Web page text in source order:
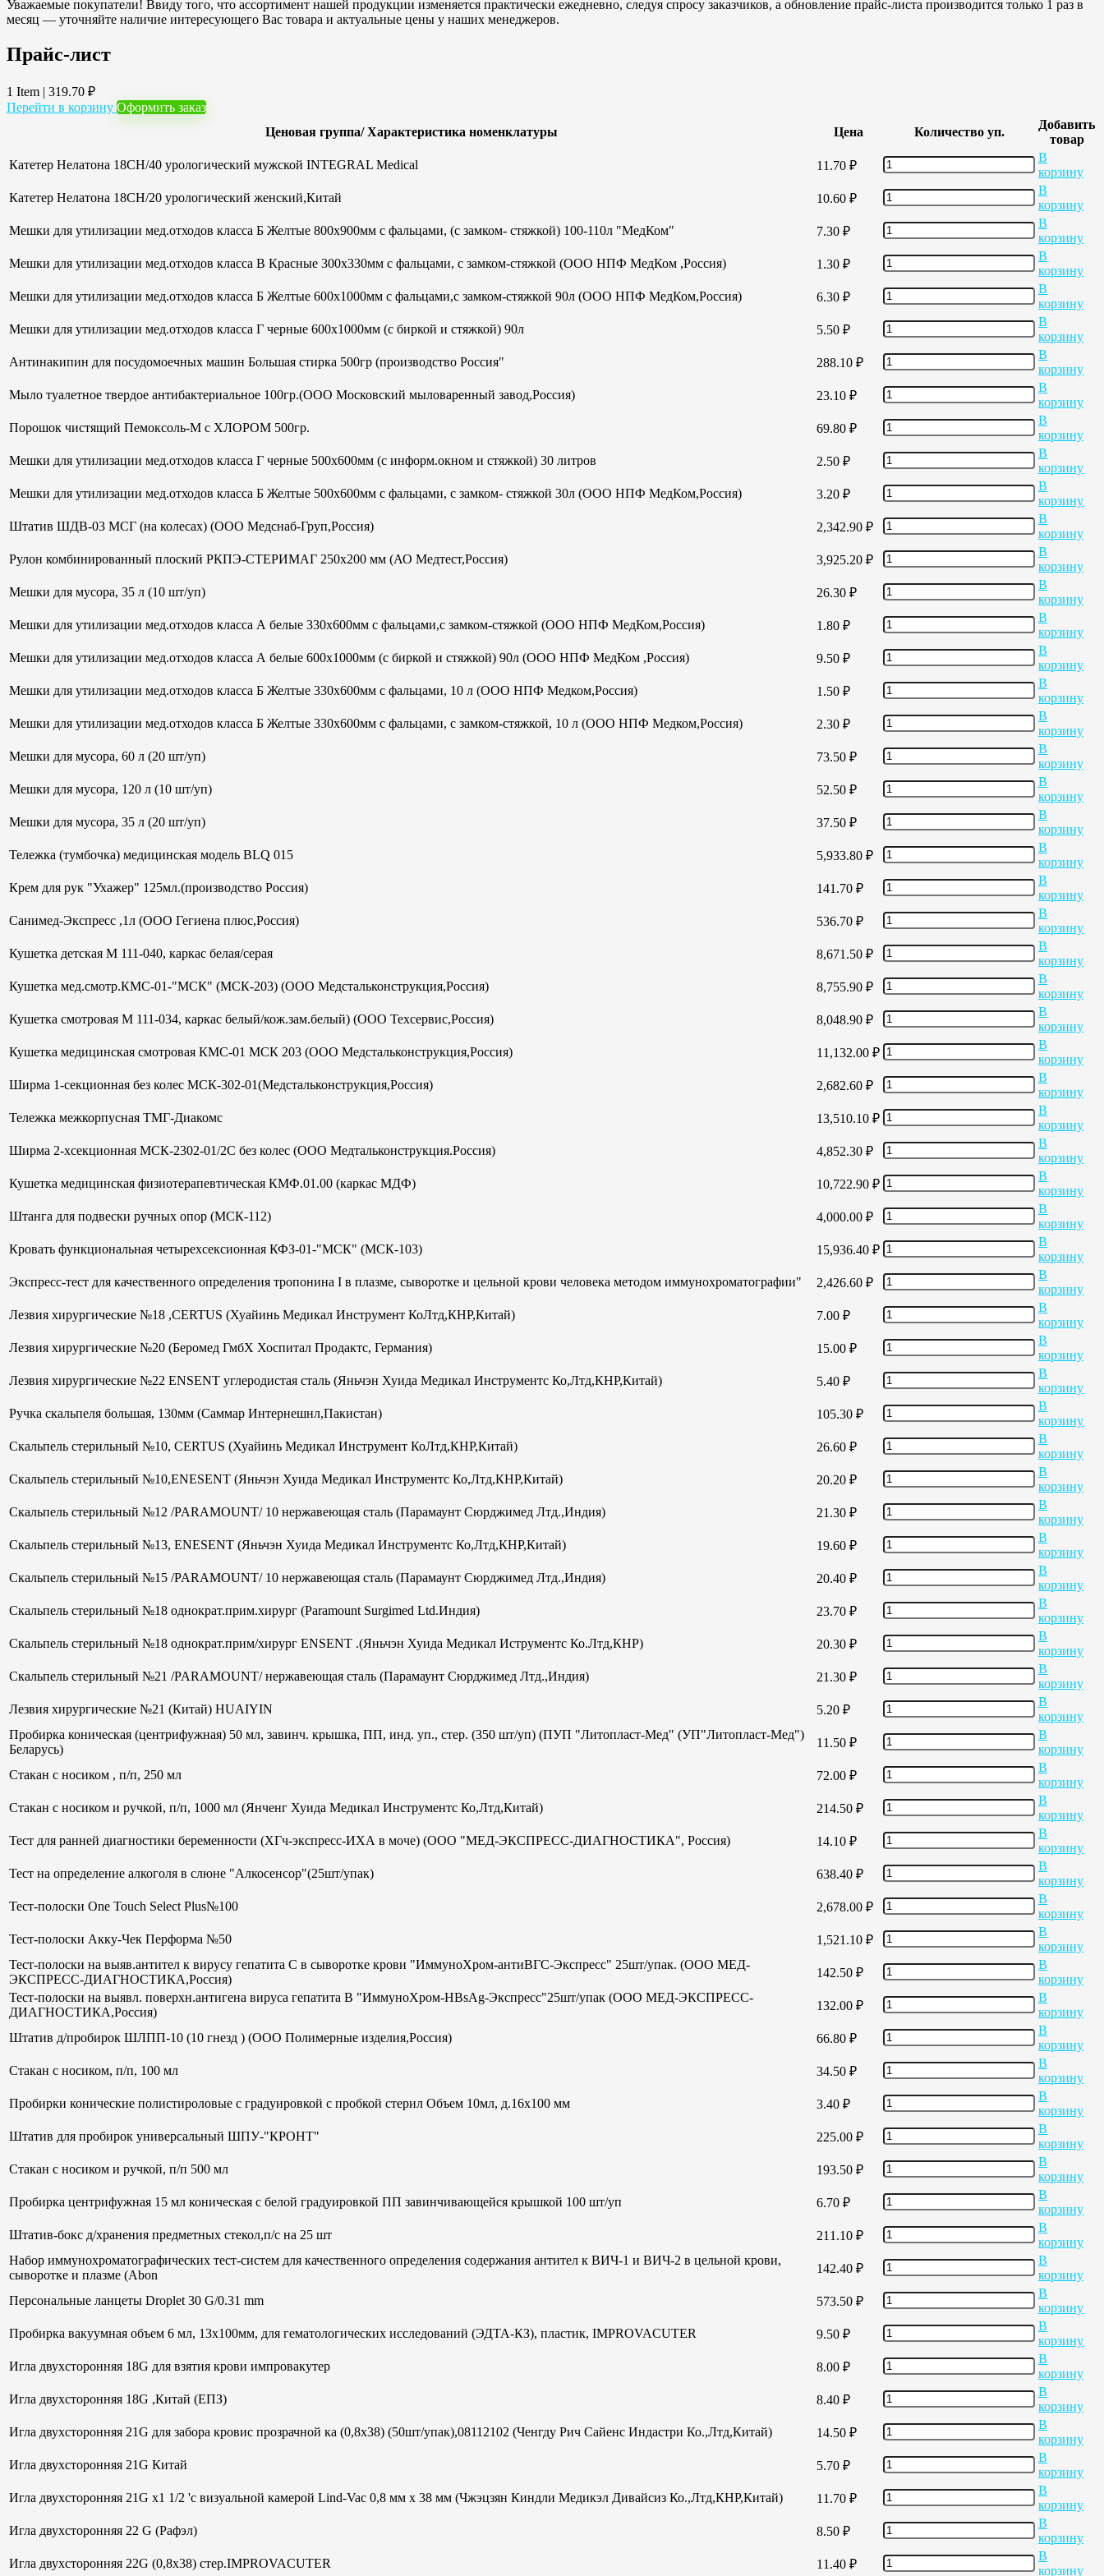
Уважаемые покупатели! Ввиду того, что ассортимент нашей продукции изменяется практически ежедневно, следуя спросу заказчиков, а обновление прайс-листа производится только 1 раз в
месяц — уточняйте наличие интересующего Вас товара и актуальные цены у наших менеджеров.
Прайс-лист
1 Item | 319.70 ₽
Перейти в корзину Оформить заказ
Ценовая группа/ Характеристика номенклатуры
Цена Количество уп.
Добавить
товар
Катетер Нелатона 18CH/40 урологический мужской INTEGRAL Medical
11.70 ₽
В
корзину
Катетер Нелатона 18CH/20 урологический женский,Китай
10.60 ₽
В
корзину
Мешки для утилизации мед.отходов класса Б Желтые 800х900мм с фальцами, (с замком- стяжкой) 100-110л "МедКом"
7.30 ₽
В
корзину
Мешки для утилизации мед.отходов класса В Красные 300х330мм с фальцами, с замком-стяжкой (ООО НПФ МедКом ,Россия)
1.30 ₽
В
корзину
Мешки для утилизации мед.отходов класса Б Желтые 600х1000мм с фальцами,с замком-стяжкой 90л (ООО НПФ МедКом,Россия)
6.30 ₽
В
корзину
Мешки для утилизации мед.отходов класса Г черные 600х1000мм (с биркой и стяжкой) 90л
5.50 ₽
В
корзину
Антинакипин для посудомоечных машин Большая стирка 500гр (производство Россия"
288.10 ₽
В
корзину
Мыло туалетное твердое антибактериальное 100гр.(ООО Московский мыловаренный завод,Россия)
23.10 ₽
В
корзину
Порошок чистящий Пемоксоль-М с ХЛОРОМ 500гр.
69.80 ₽
В
корзину
Мешки для утилизации мед.отходов класса Г черные 500х600мм (с информ.окном и стяжкой) 30 литров
2.50 ₽
В
корзину
Мешки для утилизации мед.отходов класса Б Желтые 500х600мм с фальцами, с замком- стяжкой 30л (ООО НПФ МедКом,Россия)
3.20 ₽
В
корзину
Штатив ШДВ-03 МСГ (на колесах) (ООО Медснаб-Груп,Россия)
2,342.90 ₽
В
корзину
Рулон комбинированный плоский РКПЭ-СТЕРИМАГ 250х200 мм (АО Медтест,Россия)
3,925.20 ₽
В
корзину
Мешки для мусора, 35 л (10 шт/уп)
26.30 ₽
В
корзину
Мешки для утилизации мед.отходов класса А белые 330х600мм с фальцами,с замком-стяжкой (ООО НПФ МедКом,Россия)
1.80 ₽
В
корзину
Мешки для утилизации мед.отходов класса А белые 600х1000мм (с биркой и стяжкой) 90л (ООО НПФ МедКом ,Россия)
9.50 ₽
В
корзину
Мешки для утилизации мед.отходов класса Б Желтые 330х600мм с фальцами, 10 л (ООО НПФ Медком,Россия)
1.50 ₽
В
корзину
Мешки для утилизации мед.отходов класса Б Желтые 330х600мм с фальцами, с замком-стяжкой, 10 л (ООО НПФ Медком,Россия)
2.30 ₽
В
корзину
Мешки для мусора, 60 л (20 шт/уп)
73.50 ₽
В
корзину
Мешки для мусора, 120 л (10 шт/уп)
52.50 ₽
В
корзину
Мешки для мусора, 35 л (20 шт/уп)
37.50 ₽
В
корзину
Тележка (тумбочка) медицинская модель BLQ 015
5,933.80 ₽
В
корзину
Крем для рук "Ухажер" 125мл.(производство Россия)
141.70 ₽
В
корзину
Санимед-Экспресс ,1л (ООО Гегиена плюс,Россия)
536.70 ₽
В
корзину
Кушетка детская М 111-040, каркас белая/серая
8,671.50 ₽
В
корзину
Кушетка мед.смотр.КМС-01-"МСК" (МСК-203) (ООО Медстальконструкция,Россия)
8,755.90 ₽
В
корзину
Кушетка смотровая М 111-034, каркас белый/кож.зам.белый) (ООО Техсервис,Россия)
8,048.90 ₽
В
корзину
Кушетка медицинская смотровая КМС-01 МСК 203 (ООО Медстальконструкция,Россия)
11,132.00 ₽
В
корзину
Ширма 1-секционная без колес МСК-302-01(Медстальконструкция,Россия)
2,682.60 ₽
В
корзину
Тележка межкорпусная ТМГ-Диакомс
13,510.10 ₽
В
корзину
Ширма 2-хсекционная МСК-2302-01/2С без колес (ООО Медтальконструкция.Россия)
4,852.30 ₽
В
корзину
Кушетка медицинская физиотерапевтическая КМФ.01.00 (каркас МДФ)
10,722.90 ₽
В
корзину
Штанга для подвески ручных опор (МСК-112)
4,000.00 ₽
В
корзину
Кровать функциональная четырехсексионная КФЗ-01-"МСК" (МСК-103)
15,936.40 ₽
В
корзину
Экспресс-тест для качественного определения тропонина I в плазме, сыворотке и цельной крови человека методом иммунохроматографии"
2,426.60 ₽
В
корзину
Лезвия хирургические №18 ,CERTUS (Хуайинь Медикал Инструмент КоЛтд,КНР,Китай)
7.00 ₽
В
корзину
Лезвия хирургические №20 (Беромед ГмбХ Хоспитал Продактс, Германия)
15.00 ₽
В
корзину
Лезвия хирургические №22 ENSENT углеродистая сталь (Яньчэн Хуида Медикал Инструментс Ко,Лтд,КНР,Китай)
5.40 ₽
В
корзину
Ручка скальпеля большая, 130мм (Саммар Интернешнл,Пакистан)
105.30 ₽
В
корзину
Скальпель стерильный №10, CERTUS (Хуайинь Медикал Инструмент КоЛтд,КНР,Китай)
26.60 ₽
В
корзину
Скальпель стерильный №10,ENESENT (Яньчэн Хуида Медикал Инструментс Ко,Лтд,КНР,Китай)
20.20 ₽
В
корзину
Скальпель стерильный №12 /PARAMOUNT/ 10 нержавеющая сталь (Парамаунт Сюрджимед Лтд.,Индия)
21.30 ₽
В
корзину
Скальпель стерильный №13, ENESENT (Яньчэн Хуида Медикал Инструментс Ко,Лтд,КНР,Китай)
19.60 ₽
В
корзину
Скальпель стерильный №15 /PARAMOUNT/ 10 нержавеющая сталь (Парамаунт Сюрджимед Лтд.,Индия)
20.40 ₽
В
корзину
Скальпель стерильный №18 однократ.прим.хирург (Paramount Surgimed Ltd.Индия)
23.70 ₽
В
корзину
Скальпель стерильный №18 однократ.прим/хирург ENSENT .(Яньчэн Хуида Медикал Иструментс Ко.Лтд,КНР)
20.30 ₽
В
корзину
Скальпель стерильный №21 /PARAMOUNT/ нержавеющая сталь (Парамаунт Сюрджимед Лтд.,Индия)
21.30 ₽
В
корзину
Лезвия хирургические №21 (Китай) HUAIYIN
5.20 ₽
В
корзину
Пробирка коническая (центрифужная) 50 мл, завинч. крышка, ПП, инд. уп., стер. (350 шт/уп) (ПУП "Литопласт-Мед" (УП"Литопласт-Мед")
Беларусь)
11.50 ₽
В
корзину
Стакан с носиком , п/п, 250 мл
72.00 ₽
В
корзину
Стакан с носиком и ручкой, п/п, 1000 мл (Янченг Хуида Медикал Инструментс Ко,Лтд,Китай)
214.50 ₽
В
корзину
Тест для ранней диагностики беременности (ХГч-экспресс-ИХА в моче) (ООО "МЕД-ЭКСПРЕСС-ДИАГНОСТИКА", Россия)
14.10 ₽
В
корзину
Тест на определение алкоголя в слюне "Алкосенсор"(25шт/упак)
638.40 ₽
В
корзину
Тест-полоски One Touch Select Plus№100
2,678.00 ₽
В
корзину
Тест-полоски Акку-Чек Перформа №50
1,521.10 ₽
В
корзину
Тест-полоски на выяв.антител к вирусу гепатита С в сыворотке крови "ИммуноХром-антиВГС-Экспресс" 25шт/упак. (ООО МЕД-
ЭКСПРЕСС-ДИАГНОСТИКА,Россия)
142.50 ₽
В
корзину
Тест-полоски на выявл. поверхн.антигена вируса гепатита В "ИммуноХром-HBsAg-Экспресс"25шт/упак (ООО МЕД-ЭКСПРЕСС-
ДИАГНОСТИКА,Россия)
132.00 ₽
В
корзину
Штатив д/пробирок ШЛПП-10 (10 гнезд ) (ООО Полимерные изделия,Россия)
66.80 ₽
В
корзину
Стакан с носиком, п/п, 100 мл
34.50 ₽
В
корзину
Пробирки конические полистироловые с градуировкой с пробкой стерил Объем 10мл, д.16х100 мм
3.40 ₽
В
корзину
Штатив для пробирок универсальный ШПУ-"КРОНТ"
225.00 ₽
В
корзину
Стакан с носиком и ручкой, п/п 500 мл
193.50 ₽
В
корзину
Пробирка центрифужная 15 мл коническая с белой градуировкой ПП завинчивающейся крышкой 100 шт/уп
6.70 ₽
В
корзину
Штатив-бокс д/хранения предметных стекол,п/с на 25 шт
211.10 ₽
В
корзину
Набор иммунохроматографических тест-систем для качественного определения содержания антител к ВИЧ-1 и ВИЧ-2 в цельной крови,
сыворотке и плазме (Abon
142.40 ₽
В
корзину
Персональные ланцеты Droplet 30 G/0.31 mm
573.50 ₽
В
корзину
Пробирка вакуумная объем 6 мл, 13х100мм, для гематологических исследований (ЭДТА-КЗ), пластик, IMPROVACUTER
9.50 ₽
В
корзину
Игла двухсторонняя 18G для взятия крови импровакутер
8.00 ₽
В
корзину
Игла двухсторонняя 18G ,Китай (ЕПЗ)
8.40 ₽
В
корзину
Игла двухсторонняя 21G для забора кровис прозрачной ка (0,8х38) (50шт/упак),08112102 (Ченгду Рич Сайенс Индастри Ко.,Лтд,Китай)
14.50 ₽
В
корзину
Игла двухсторонняя 21G Китай
5.70 ₽
В
корзину
Игла двухсторонняя 21G х1 1/2 'с визуальной камерой Lind-Vac 0,8 мм х 38 мм (Чжэцзян Киндли Медикэл Дивайсиз Ко.,Лтд,КНР,Китай)
11.70 ₽
В
корзину
Игла двухсторонняя 22 G (Рафэл)
8.50 ₽
В
корзину
Игла двухсторонняя 22G (0,8х38) стер.IMPROVACUTER
11.40 ₽
В
корзину